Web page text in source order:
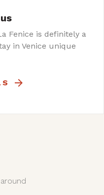
Fenice is definitely a
in Venice unique